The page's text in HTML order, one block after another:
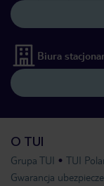
Biura
O TUI
Grupa TUI TUI
Gwarancja